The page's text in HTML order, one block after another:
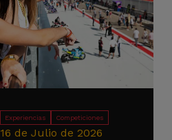
Experiencias Competiciones
16 de Julio de 2026